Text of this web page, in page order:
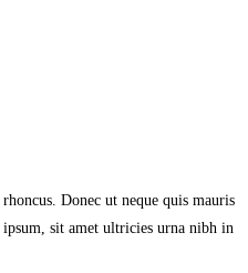
Donec ut neque quis mauris
sit amet ultricies urna nibh in